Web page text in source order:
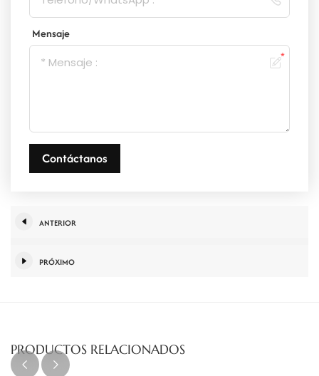
Mensaje
Contáctanos
ANTERIOR
PRÓXIMO
PRODUCTOS RELACIONADOS